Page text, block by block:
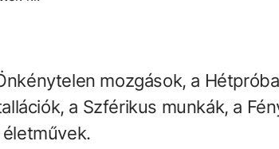
mozgások, a
a Szférikus munkák, a